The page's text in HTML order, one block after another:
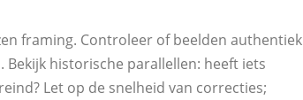
framing. Controleer of beelden authentiek
historische parallellen: heeft iets
Let op de snelheid van correcties;